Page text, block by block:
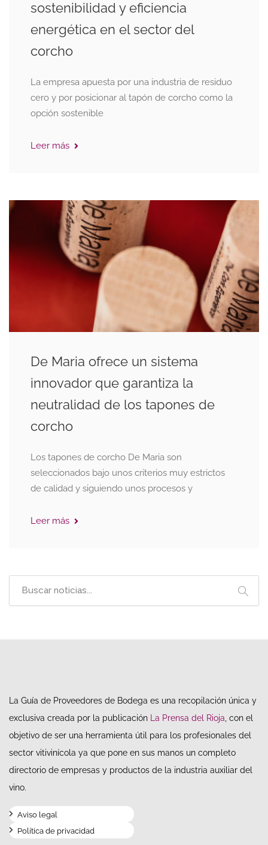
sostenibilidad y eficiencia
energética en el sector del
corcho
La empresa apuesta por una industria de residuo
cero y por posicionar al tapón de corcho como la
opción sostenible
Leer más
De Maria ofrece un sistema
innovador que garantiza la
neutralidad de los tapones de
corcho
Los tapones de corcho De Maria son
seleccionados bajo unos criterios muy estrictos
de calidad y siguiendo unos procesos y
Leer más
La Guía de Proveedores de Bodega es una recopilación única y
exclusiva creada por la publicación La Prensa del Rioja , con el
objetivo de ser una herramienta útil para los profesionales del
sector vitivinícola ya que pone en sus manos un completo
directorio de empresas y productos de la industria auxiliar del
vino.
Aviso legal
Política de privacidad